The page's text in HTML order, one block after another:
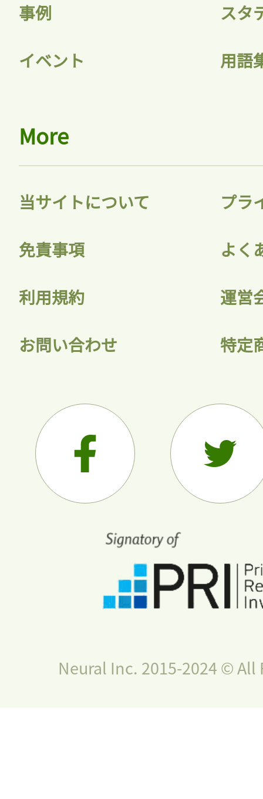
事例 スタ
イベント 用語
More
当サイトについて プラ
免責事項 よく
利用規約 運営
お問い合わせ 特定
Neural Inc. 2015-2024 © All